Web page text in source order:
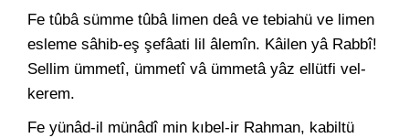
Fe tûbâ sümme tûbâ limen deâ ve tebiahü ve limen
esleme sâhib-eş şefâati lil âlemîn. Kâilen yâ Rabbî!
Sellim ümmetî, ümmetî vâ ümmetâ yâz ellütfi vel-
kerem.
Fe yünâd-il münâdî min kıbel-ir Rahman, kabiltü